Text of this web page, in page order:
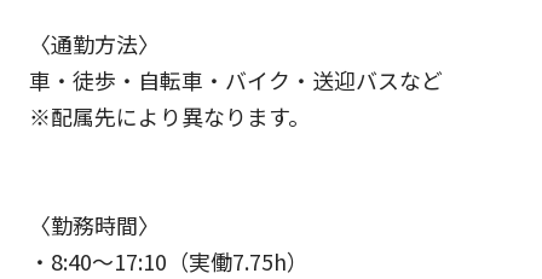
〈通勤方法〉
車・徒歩・自転車・バイク・送迎バスなど
※配属先により異なります。
〈勤務時間〉
・8:40～17:10（実働7.75h）